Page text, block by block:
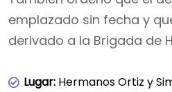
emplazado sin fecha y
derivado a la Brigada de
Lugar: Hermanos Ortiz y